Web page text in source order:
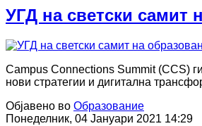
УГД на светски самит
Campus Connections Summit (CCS)
нови стратегии и дигитална
Објавено во Образование
Понеделник, 04 Јануари 2021 14:29